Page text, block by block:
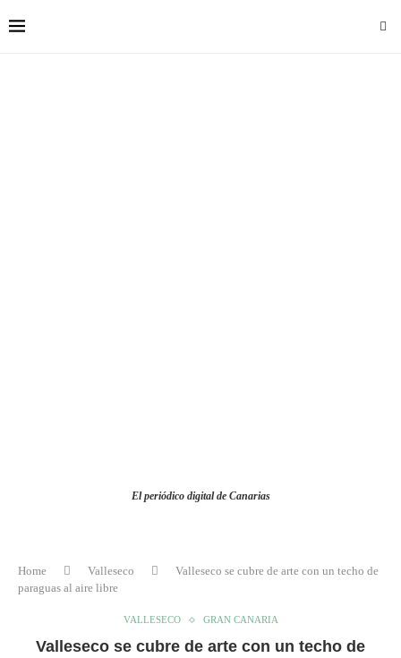
El periódico digital de Canarias
Home Valleseco
Valleseco se cubre de arte con un techo de
paraguas al aire libre
VALLESECO GRAN CANARIA
Valleseco se cubre de arte con un techo de